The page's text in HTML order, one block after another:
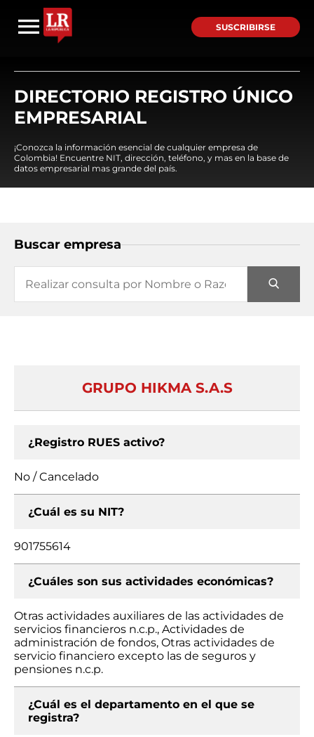
SUSCRIBIRSE
DIRECTORIO REGISTRO ÚNICO
EMPRESARIAL
¡Conozca la información esencial de cualquier empresa de
Colombia! Encuentre NIT, dirección, teléfono, y mas en la base de
datos empresarial mas grande del país.
Buscar empresa
GRUPO HIKMA S.A.S
¿Registro RUES activo?
No / Cancelado
¿Cuál es su NIT?
901755614
¿Cuáles son sus actividades económicas?
Otras actividades auxiliares de las actividades de
servicios financieros n.c.p., Actividades de
administración de fondos, Otras actividades de
servicio financiero excepto las de seguros y
pensiones n.c.p.
¿Cuál es el departamento en el que se
registra?